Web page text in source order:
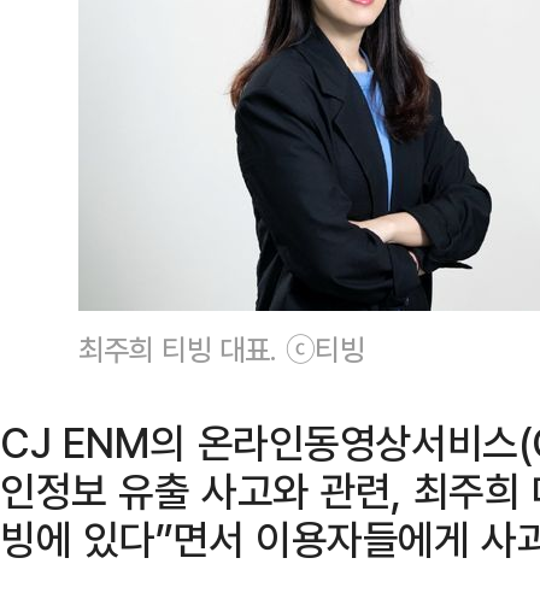
최주희 티빙 대표. ⓒ티빙
CJ ENM의 온라인동영상서비
인정보 유출 사고와 관련, 최주
빙에 있다”면서 이용자들에게 사